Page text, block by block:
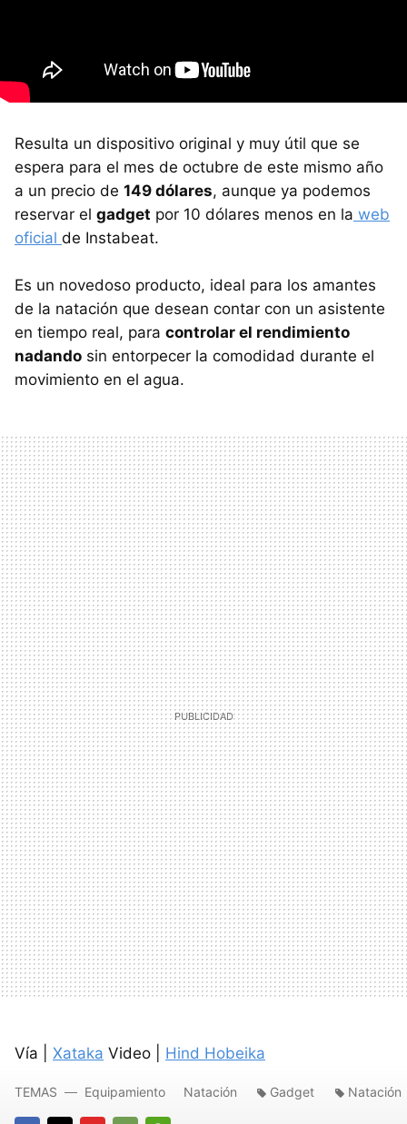
Resulta un dispositivo original y muy útil que se
espera para el mes de octubre de este mismo año
a un precio de 149 dólares, aunque ya podemos
reservar el gadget por 10 dólares menos en la web
oficial de Instabeat.
Es un novedoso producto, ideal para los amantes
de la natación que desean contar con un asistente
en tiempo real, para controlar el rendimiento
nadando sin entorpecer la comodidad durante el
movimiento en el agua.
Vía | Xataka Video | Hind Hobeika
TEMAS Equipamiento Natación Gadget Natación